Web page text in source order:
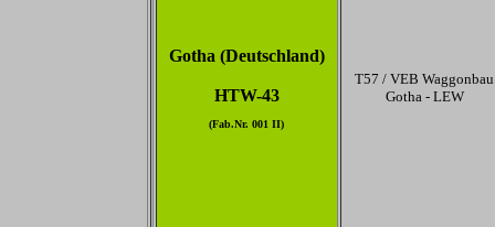
Gotha (Deutschland)
HTW-43
(Fab.Nr. 001 II)
T57 / VEB Waggonbau
Gotha - LEW